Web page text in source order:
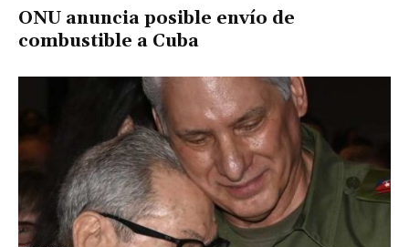
ONU anuncia posible envío de
combustible a Cuba